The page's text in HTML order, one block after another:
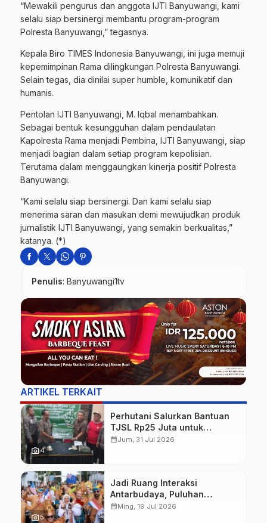
“Mewakili pengurus dan anggota IJTI Banyuwangi, kami
selalu siap bersinergi membantu program-program
Polresta Banyuwangi,” tegasnya.
Kepala Biro TIMES Indonesia Banyuwangi, ini juga memuji
kepemimpinan Rama dilingkungan Polresta Banyuwangi.
Selain tegas, dia dinilai super humble, komunikatif dan
humanis.
Pentolan IJTI Banyuwangi, M. Iqbal menambahkan.
Sebagai bentuk kesungguhan dalam pendaulatan
Kapolresta Rama menjadi Pembina, IJTI Banyuwangi, siap
menjadi bagian dalam setiap program kepolisian.
Terutama dalam menggaungkan kinerja positif Polresta
Banyuwangi.
“Kami selalu siap bersinergi. Dan kami selalu siap
menerima saran dan masukan demi mewujudkan produk
jurnalistik IJTI Banyuwangi, yang semakin berkualitas,”
katanya. (*)
Penulis: Banyuwangi1tv
ARTIKEL TERKAIT
photo_camera4
Perhutani Salurkan Bantuan
TJSL Rp25 Juta untuk
Perbaikan Jalan Warga
calendar_monthJum, 31 Jul 2026
photo_camera5
Jadi Ruang Interaksi
Antarbudaya, Puluhan
Wisatawan Mancanegara
calendar_monthMing, 19 Jul 2026